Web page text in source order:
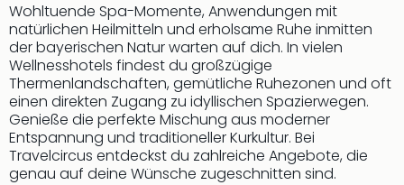
Wohltuende Spa-Momente, Anwendungen mit
natürlichen Heilmitteln und erholsame Ruhe inmitten
der bayerischen Natur warten auf dich. In vielen
Wellnesshotels findest du großzügige
Thermenlandschaften, gemütliche Ruhezonen und oft
einen direkten Zugang zu idyllischen Spazierwegen.
Genieße die perfekte Mischung aus moderner
Entspannung und traditioneller Kurkultur. Bei
Travelcircus entdeckst du zahlreiche Angebote, die
genau auf deine Wünsche zugeschnitten sind.